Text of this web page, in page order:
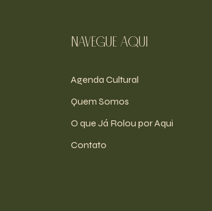
navegue aqui
Agenda Cultural
Quem Somos
O que Já Rolou por Aqui
Contato